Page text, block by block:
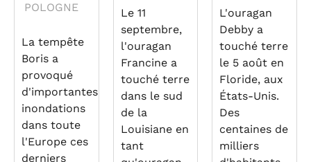
POLOGNE
La tempête
Boris a
provoqué
d'importantes
inondations
dans toute
l'Europe ces
derniers
Le 11
septembre,
l'ouragan
Francine a
touché terre
dans le sud
de la
Louisiane en
tant
L'ouragan
Debby a
touché terre
le 5 août en
Floride, aux
États-Unis.
Des
centaines de
milliers